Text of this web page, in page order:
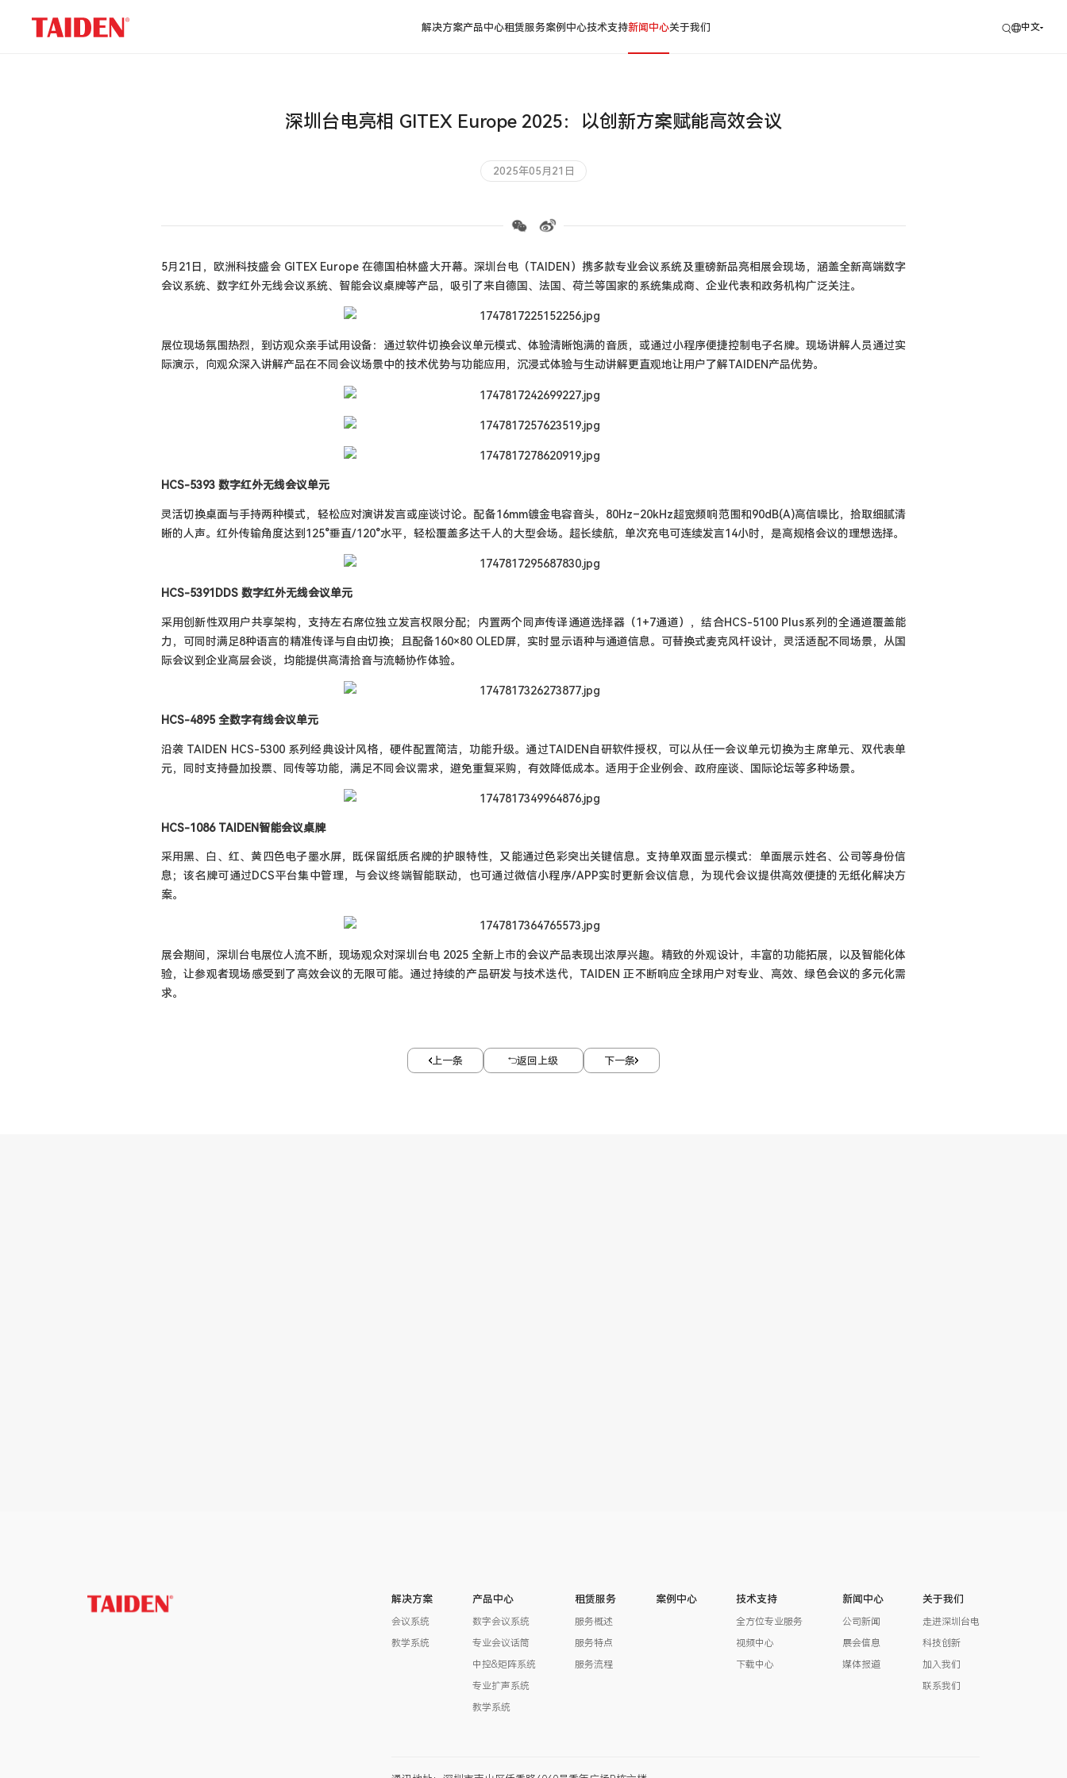
解决方案产品中心租赁服务案例中心技术支持新闻中心关于我们 中文
深圳台电亮相 GITEX Europe 2025：以创新方案赋能高效会议
2025年05月21日
5月21日，欧洲科技盛会 GITEX Europe 在德国柏林盛大开幕。深圳台电（TAIDEN）携多款专业会议系统及重磅新品亮相展会现场，涵盖全新高端数字
会议系统、数字红外无线会议系统、智能会议桌牌等产品，吸引了来自德国、法国、荷兰等国家的系统集成商、企业代表和政务机构广泛关注。
展位现场氛围热烈，到访观众亲手试用设备：通过软件切换会议单元模式、体验清晰饱满的音质，或通过小程序便捷控制电子名牌。现场讲解人员通过实
际演示，向观众深入讲解产品在不同会议场景中的技术优势与功能应用，沉浸式体验与生动讲解更直观地让用户了解TAIDEN产品优势。
HCS-5393 数字红外无线会议单元
灵活切换桌面与手持两种模式，轻松应对演讲发言或座谈讨论。配备16mm镀金电容音头，80Hz–20kHz超宽频响范围和90dB(A)高信噪比，拾取细腻清
晰的人声。红外传输角度达到125°垂直/120°水平，轻松覆盖多达千人的大型会场。超长续航，单次充电可连续发言14小时，是高规格会议的理想选择。
HCS-5391DDS 数字红外无线会议单元
采用创新性双用户共享架构，支持左右席位独立发言权限分配；内置两个同声传译通道选择器（1+7通道），结合HCS-5100 Plus系列的全通道覆盖能
力，可同时满足8种语言的精准传译与自由切换；且配备160×80 OLED屏，实时显示语种与通道信息。可替换式麦克风杆设计，灵活适配不同场景，从国
际会议到企业高层会谈，均能提供高清拾音与流畅协作体验。
HCS-4895 全数字有线会议单元
沿袭 TAIDEN HCS-5300 系列经典设计风格，硬件配置简洁，功能升级。通过TAIDEN自研软件授权，可以从任一会议单元切换为主席单元、双代表单
元，同时支持叠加投票、同传等功能，满足不同会议需求，避免重复采购，有效降低成本。适用于企业例会、政府座谈、国际论坛等多种场景。
HCS-1086 TAIDEN智能会议桌牌
采用黑、白、红、黄四色电子墨水屏，既保留纸质名牌的护眼特性，又能通过色彩突出关键信息。支持单双面显示模式：单面展示姓名、公司等身份信
息；该名牌可通过DCS平台集中管理，与会议终端智能联动，也可通过微信小程序/APP实时更新会议信息，为现代会议提供高效便捷的无纸化解决方
案。
展会期间，深圳台电展位人流不断，现场观众对深圳台电 2025 全新上市的会议产品表现出浓厚兴趣。精致的外观设计，丰富的功能拓展，以及智能化体
验，让参观者现场感受到了高效会议的无限可能。通过持续的产品研发与技术迭代，TAIDEN 正不断响应全球用户对专业、高效、绿色会议的多元化需
求。
上一条 返回上级 下一条
解决方案
会议系统
教学系统
产品中心
数字会议系统
专业会议话筒
中控&矩阵系统
专业扩声系统
教学系统
租赁服务
服务概述
服务特点
服务流程
案例中心 技术支持
全方位专业服务
视频中心
下载中心
新闻中心
公司新闻
展会信息
媒体报道
关于我们
走进深圳台电
科技创新
加入我们
联系我们